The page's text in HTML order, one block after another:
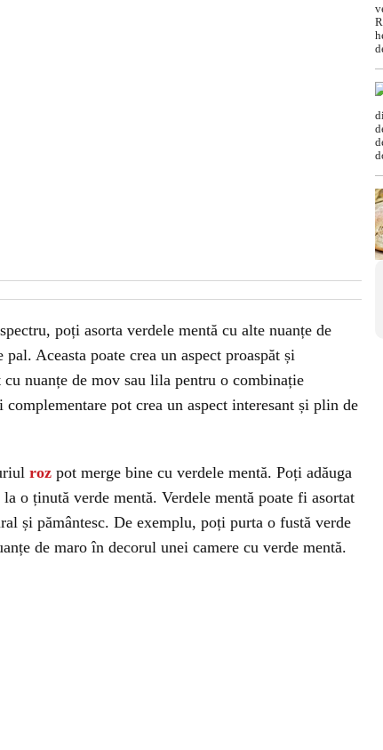
poți asorta verdele mentă cu alte nuanțe de
Aceasta poate crea un aspect proaspăt și
nuanțe de mov sau lila pentru o combinație
pot crea un aspect interesant și plin de
roz pot merge bine cu verdele mentă. Poți adăuga
o ținută verde mentă. Verdele mentă poate fi asortat
și pământesc. De exemplu, poți purta o fustă verde
de maro în decorul unei camere cu verde mentă.